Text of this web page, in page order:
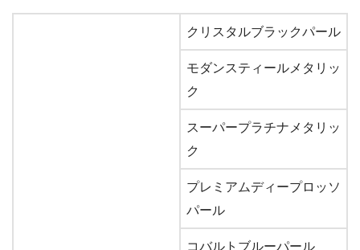
クリスタルブラックパール
モダンスティールメタリッ
ク
スーパープラチナメタリッ
ク
プレミアムディープロッソ
パール
コバルトブルーパール